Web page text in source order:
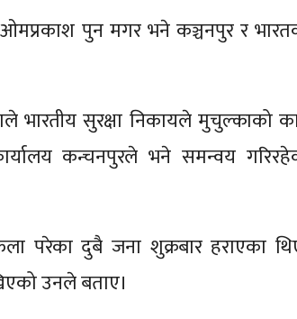
ओमप्रकाश पुन मगर भने कञ्चनपुर र
भारतीय सुरक्षा निकायले मुचुल्काको
कन्चनपुरले भने समन्वय
परेका दुबै जना शुक्रबार हराएका
उनले बताए।